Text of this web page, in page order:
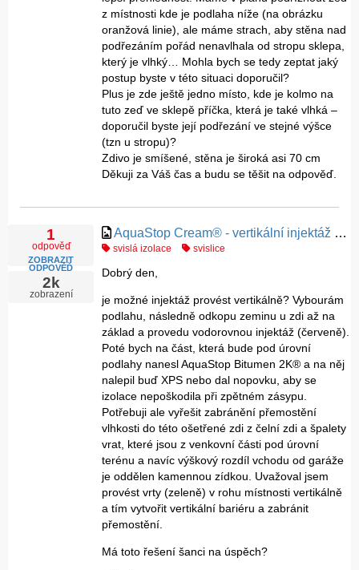
z místnosti kde je podlaha níže (na obrázku
oranžová linie), ale máme strach, aby stěna nad
podřezáním pořád nenavlhala od stropu sklepa,
který je vlhký… Mohla bych se tedy zeptat jaký
postup byste v této situaci doporučil?
Plus je zde ještě jedno místo, kde je kolmo na
tuto zeď ve sklepě příčka, která je také vlhká –
doporučil byste její podřezání ve stejné výšce
(tzn u stropu)?
Zdivo je smíšené, stěna je široká asi 70 cm
Děkuji za Váš čas a budu se těšit na odpověď.
1
odpověď
ZOBRAZIT
ODPOVĚĎ
2k
zobrazení
AquaStop Cream® - vertikální injektáž k zabránění přemostění vlhkosti
svislá izolace svislice
Dobrý den,
je možné injektáž provést vertikálně? Vybourám
podlahu, následně odkopu zeminu u zdi až na
základ a provedu vodorovnou injektáž (červeně).
Poté bych na část, která bude pod úrovní
podlahy nanesl AquaStop Bitumen 2K® a na něj
nalepil buď XPS nebo dal nopovku, aby se
izolace nepoškodila při zpětném zásypu.
Potřebuji ale vyřešit zabránění přemostění
vlhkosti do této ošetřené zdi z čelní zdi a špalety
vrat, které jsou z venkovní části pod úrovní
terénu a navíc výškový rozdíl vchodu od garáže
je oddělen kamennou zídkou. Uvažoval jsem
provést vrty (zeleně) v rohu místnosti vertikálně
a tím vytvořit vertikální bariéru a zabránit
přemostění.
Má toto řešení šanci na úspěch?